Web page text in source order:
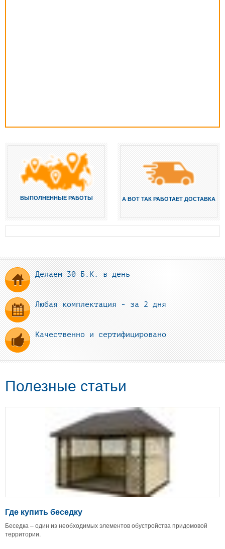
ВЫПОЛНЕННЫЕ РАБОТЫ А ВОТ ТАК РАБОТАЕТ ДОСТАВКА
Делаем 30 Б.К. в день
Любая комплектация - за 2 дня
Качественно и сертифицировано
Полезные статьи
Где купить беседку
Беседка – один из необходимых элементов обустройства придомовой
территории.